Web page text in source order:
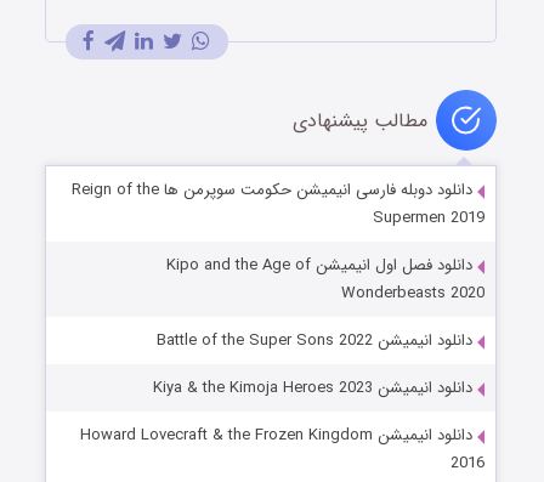
مطالب پیشنهادی
دانلود دوبله فارسی انیمیشن حکومت سوپرمن ها Reign of the
Supermen 2019
دانلود فصل اول انیمیشن Kipo and the Age of
Wonderbeasts 2020
دانلود انیمیشن Battle of the Super Sons 2022
دانلود انیمیشن Kiya & the Kimoja Heroes 2023
دانلود انیمیشن Howard Lovecraft & the Frozen Kingdom
2016